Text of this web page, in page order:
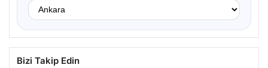
Bizi Takip Edin